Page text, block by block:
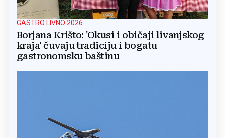
GASTRO LIVNO 2026
Borjana Krišto: 'Okusi i običaji livanjskog
kraja' čuvaju tradiciju i bogatu
gastronomsku baštinu